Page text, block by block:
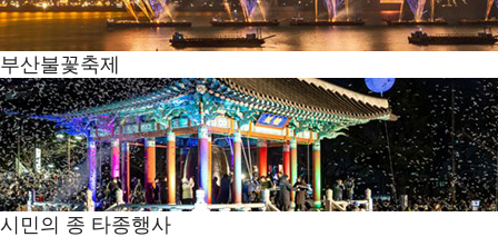
부산불꽃축제
시민의 종 타종행사